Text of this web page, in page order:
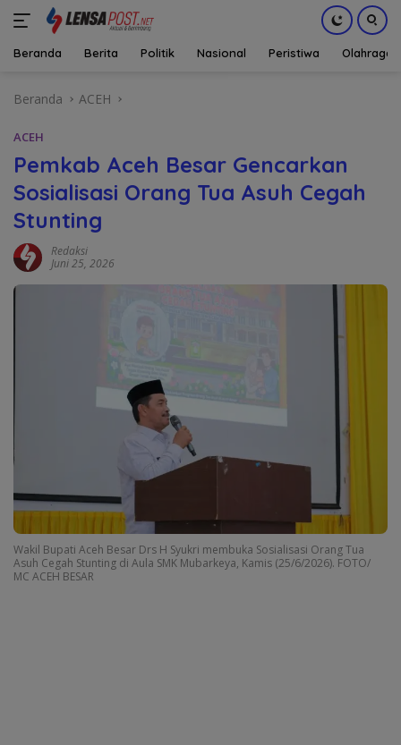
Beranda Berita Politik Nasional Peristiwa Olahraga
Beranda ACEH
ACEH
Pemkab Aceh Besar Gencarkan
Sosialisasi Orang Tua Asuh Cegah
Stunting
Redaksi
Juni 25, 2026
Wakil Bupati Aceh Besar Drs H Syukri membuka Sosialisasi Orang Tua
Asuh Cegah Stunting di Aula SMK Mubarkeya, Kamis (25/6/2026). FOTO/
MC ACEH BESAR